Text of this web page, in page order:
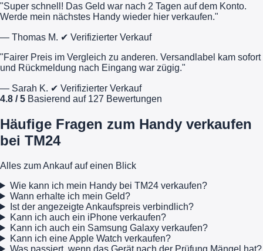
"Super schnell! Das Geld war nach 2 Tagen auf dem Konto.
Werde mein nächstes Handy wieder hier verkaufen."
— Thomas M. ✔ Verifizierter Verkauf
"Fairer Preis im Vergleich zu anderen. Versandlabel kam sofort
und Rückmeldung nach Eingang war zügig."
— Sarah K. ✔ Verifizierter Verkauf
4.8 / 5 Basierend auf 127 Bewertungen
Häufige Fragen zum Handy verkaufen
bei TM24
Alles zum Ankauf auf einen Blick
Wie kann ich mein Handy bei TM24 verkaufen?
Wann erhalte ich mein Geld?
Ist der angezeigte Ankaufspreis verbindlich?
Kann ich auch ein iPhone verkaufen?
Kann ich auch ein Samsung Galaxy verkaufen?
Kann ich eine Apple Watch verkaufen?
Was passiert, wenn das Gerät nach der Prüfung Mängel hat?